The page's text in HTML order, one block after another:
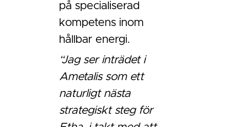
på specialiserad
kompetens inom
hållbar energi.
“Jag ser inträdet i
Ametalis som ett
naturligt nästa
strategiskt steg för